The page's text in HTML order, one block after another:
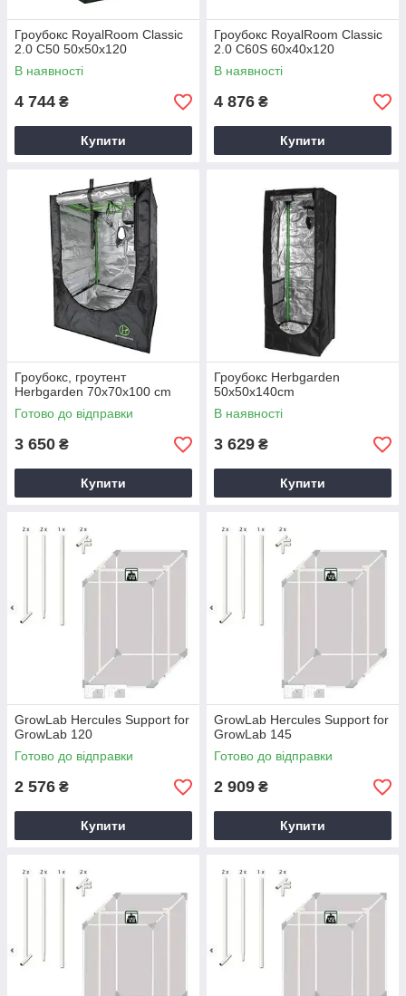
Гроубокс RoyalRoom Classic
2.0 C50 50x50x120
В наявності
4 744 ₴
Купити
Гроубокс RoyalRoom Classic
2.0 C60S 60x40x120
В наявності
4 876 ₴
Купити
Гроубокс, гроутент
Herbgarden 70x70x100 cm
Готово до відправки
3 650 ₴
Купити
Гроубокс Herbgarden
50x50x140cm
В наявності
3 629 ₴
Купити
GrowLab Hercules Support for
GrowLab 120
Готово до відправки
2 576 ₴
Купити
GrowLab Hercules Support for
GrowLab 145
Готово до відправки
2 909 ₴
Купити